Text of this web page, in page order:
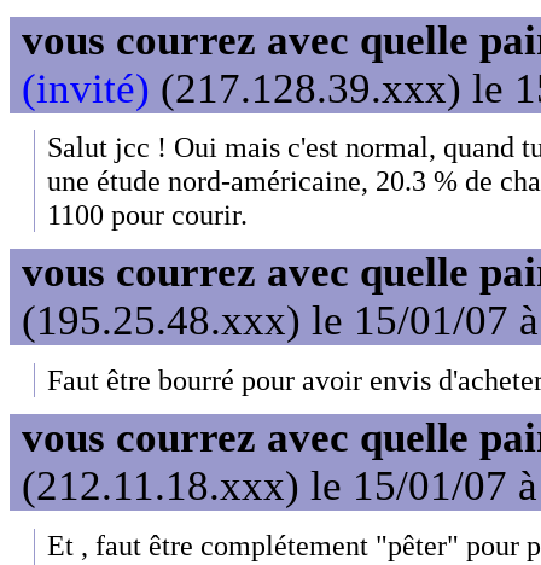
vous courrez avec quelle
(invité) (217.128.39.xxx) le
Salut jcc ! Oui mais c'est normal, quand
une étude nord-américaine, 20.3 % de
1100 pour courir.
vous courrez avec quelle
(195.25.48.xxx) le 15/01/07
Faut être bourré pour avoir envis
vous courrez avec quelle
(212.11.18.xxx) le 15/01/07
Et , faut être complétement "pêter" pour